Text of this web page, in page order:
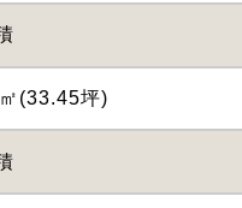
(33.45坪)